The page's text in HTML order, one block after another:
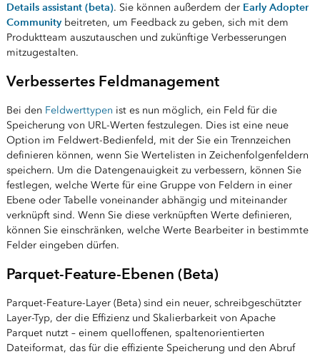
Details assistant (beta). Sie können außerdem der Early Adopter
Communitybeitreten, um Feedback zu geben, sich mit dem
Produktteam auszutauschen und zukünftige Verbesserungen
mitzugestalten.
Verbessertes Feldmanagement
Bei den Feldwerttypen ist es nun möglich, ein Feld für die
Speicherung von URL-Werten festzulegen. Dies ist eine neue
Option im Feldwert-Bedienfeld, mit der Sie ein Trennzeichen
definieren können, wenn Sie Wertelisten in Zeichenfolgenfeldern
speichern. Um die Datengenauigkeit zu verbessern, können Sie
festlegen, welche Werte für eine Gruppe von Feldern in einer
Ebene oder Tabelle voneinander abhängig und miteinander
verknüpft sind. Wenn Sie diese verknüpften Werte definieren,
können Sie einschränken, welche Werte Bearbeiter in bestimmte
Felder eingeben dürfen.
Parquet-Feature-Ebenen (Beta)
Parquet-Feature-Layer (Beta) sind ein neuer, schreibgeschützter
Layer-Typ, der die Effizienz und Skalierbarkeit von Apache
Parquet nutzt – einem quelloffenen, spaltenorientierten
Dateiformat, das für die effiziente Speicherung und den Abruf